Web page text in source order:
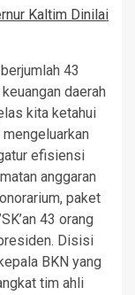
Kaltim Dinilai
43
daerah
kita ketahui
efisiensi
anggaran
paket
43 orang
Disisi
BKN yang
tim ahli